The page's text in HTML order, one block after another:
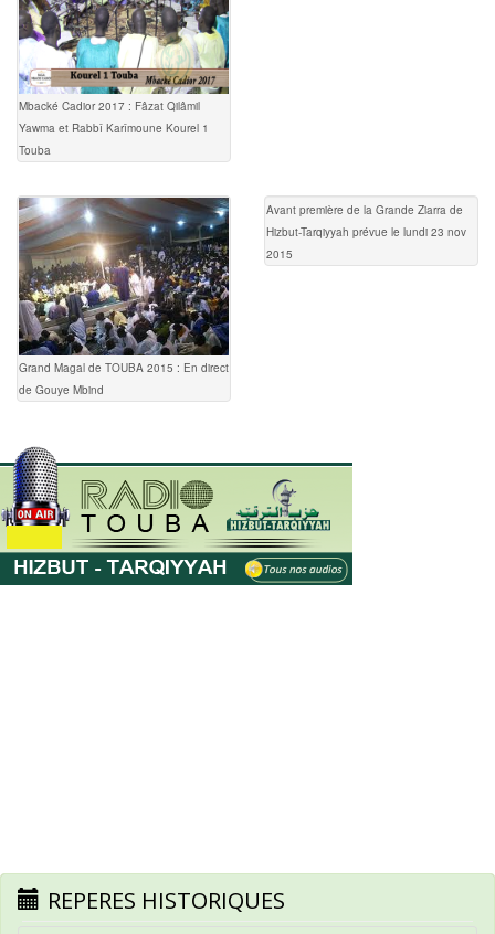
Mbacké Cadior 2017 : Fâzat Qilâmil
Yawma et Rabbî Karîmoune Kourel 1
Touba
Grand Magal de TOUBA 2015 : En direct
de Gouye Mbind
Avant première de la Grande Ziarra de
Hizbut-Tarqiyyah prévue le lundi 23 nov
2015
REPERES HISTORIQUES